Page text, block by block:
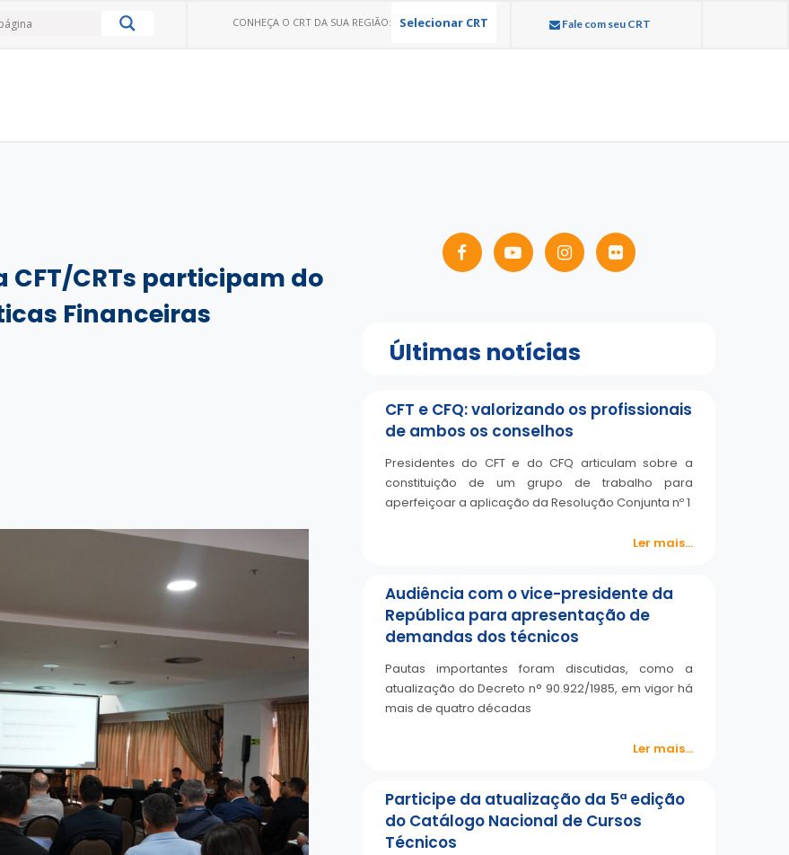
CONHEÇA O CRT DA SUA REGIÃO: Selecionar CRT Fale com seu CRT
CFT/CRTs participam do
Financeiras
Últimas notícias
CFT e CFQ: valorizando os profissionais
de ambos os conselhos
Presidentes do CFT e do CFQ articulam sobre a
constituição de um grupo de trabalho para
aperfeiçoar a aplicação da Resolução Conjunta nº 1
Ler mais...
Audiência com o vice-presidente da
República para apresentação de
demandas dos técnicos
Pautas importantes foram discutidas, como a
atualização do Decreto n° 90.922/1985, em vigor há
mais de quatro décadas
Ler mais...
Participe da atualização da 5ª edição
do Catálogo Nacional de Cursos
Técnicos